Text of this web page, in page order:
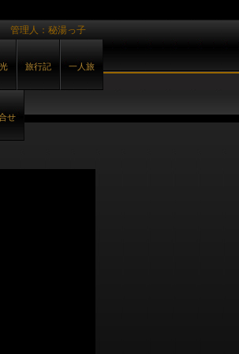
管理人：秘湯っ子
旅行記 一人旅
せ